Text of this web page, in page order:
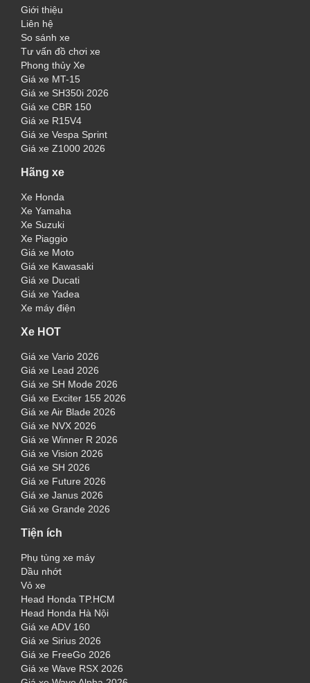
Giới thiệu
Liên hệ
So sánh xe
Tư vấn đồ chơi xe
Phong thủy Xe
Giá xe MT-15
Giá xe SH350i 2026
Giá xe CBR 150
Giá xe R15V4
Giá xe Vespa Sprint
Giá xe Z1000 2026
Hãng xe
Xe Honda
Xe Yamaha
Xe Suzuki
Xe Piaggio
Giá xe Moto
Giá xe Kawasaki
Giá xe Ducati
Giá xe Yadea
Xe máy điện
Xe HOT
Giá xe Vario 2026
Giá xe Lead 2026
Giá xe SH Mode 2026
Giá xe Exciter 155 2026
Giá xe Air Blade 2026
Giá xe NVX 2026
Giá xe Winner R 2026
Giá xe Vision 2026
Giá xe SH 2026
Giá xe Future 2026
Giá xe Janus 2026
Giá xe Grande 2026
Tiện ích
Phụ tùng xe máy
Dầu nhớt
Vỏ xe
Head Honda TP.HCM
Head Honda Hà Nội
Giá xe ADV 160
Giá xe Sirius 2026
Giá xe FreeGo 2026
Giá xe Wave RSX 2026